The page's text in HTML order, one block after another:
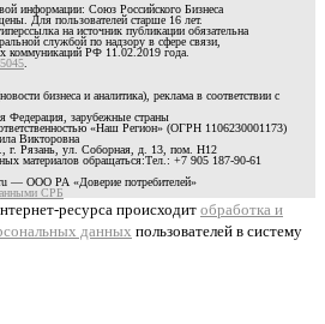
информации: Союз Российского Бизнеса
Для пользователей старше 16 лет.
на источник публикации обязательна
службой по надзору в сфере связи,
коммуникаций РФ 11.02.2019 года.
бизнеса и аналитика), реклама в соответствии с
Федерация, зарубежные страны
«Наш Регион» (ОГРН 1106230001173)
Викторовна
г. Рязань, ул. Соборная, д. 13, пом. Н12
материалов обращаться:Тел.: +7 905 187-90-61
— ООО РА «Доверие потребителей»
СРБ
ресурса происходит обработка и
данных пользователей в систему